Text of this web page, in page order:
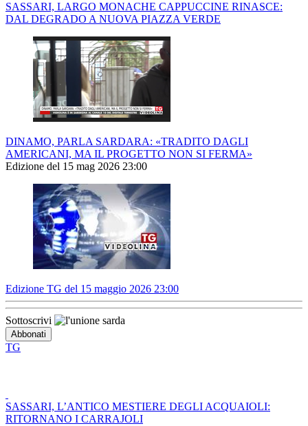
SASSARI, LARGO MONACHE CAPPUCCINE RINASCE:
DAL DEGRADO A NUOVA PIAZZA VERDE
DINAMO, PARLA SARDARA: «TRADITO DAGLI
AMERICANI, MA IL PROGETTO NON SI FERMA»
Edizione del 15 mag 2026 23:00
Edizione TG del 15 maggio 2026 23:00
Sottoscrivi
TG
SASSARI, L’ANTICO MESTIERE DEGLI ACQUAIOLI:
RITORNANO I CARRAJOLI